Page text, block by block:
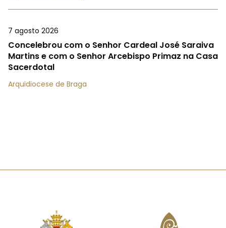
7 agosto 2026
Concelebrou com o Senhor Cardeal José Saraiva
Martins e com o Senhor Arcebispo Primaz na Casa
Sacerdotal
Arquidiocese de Braga